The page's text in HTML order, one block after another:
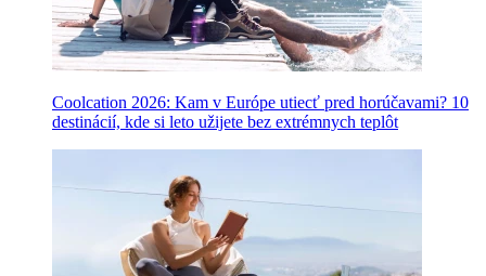
Coolcation 2026: Kam v Európe utiecť pred horúčavami? 10
destinácií, kde si leto užijete bez extrémnych teplôt